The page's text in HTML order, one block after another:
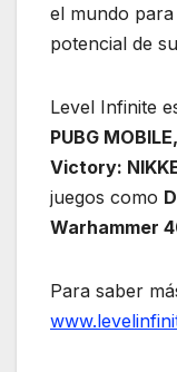
el mundo
potencial de
Level Infinite
PUBG
Victory:
juegos como
Warhammer
Para saber